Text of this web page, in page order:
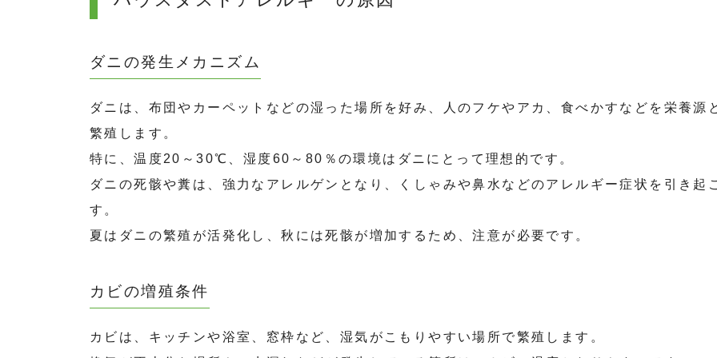
ダニの発生メカニズム
ダニは、布団やカーペットなどの湿った場所を好み、人のフケやアカ、食べかすなどを栄養源
繁殖します。
特に、温度20～30℃、湿度60～80％の環境はダニにとって理想的です。
ダニの死骸や糞は、強力なアレルゲンとなり、くしゃみや鼻水などのアレルギー症状を引き起
す。
夏はダニの繁殖が活発化し、秋には死骸が増加するため、注意が必要です。
カビの増殖条件
カビは、キッチンや浴室、窓枠など、湿気がこもりやすい場所で繁殖します。